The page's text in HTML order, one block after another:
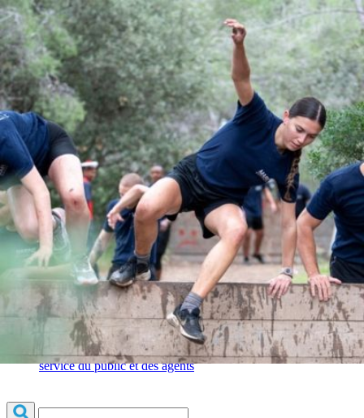
Qui
sommes-
nous ?
S'inscrire à
la
newsletter
Découvrir
l'UNSA
Rémunération
OTE et DDI
|
Travail & santé
Action sociale
|
Contractuels
Le dialogue social engagé pour une Intelligence Artificielle au
service du public et des agents